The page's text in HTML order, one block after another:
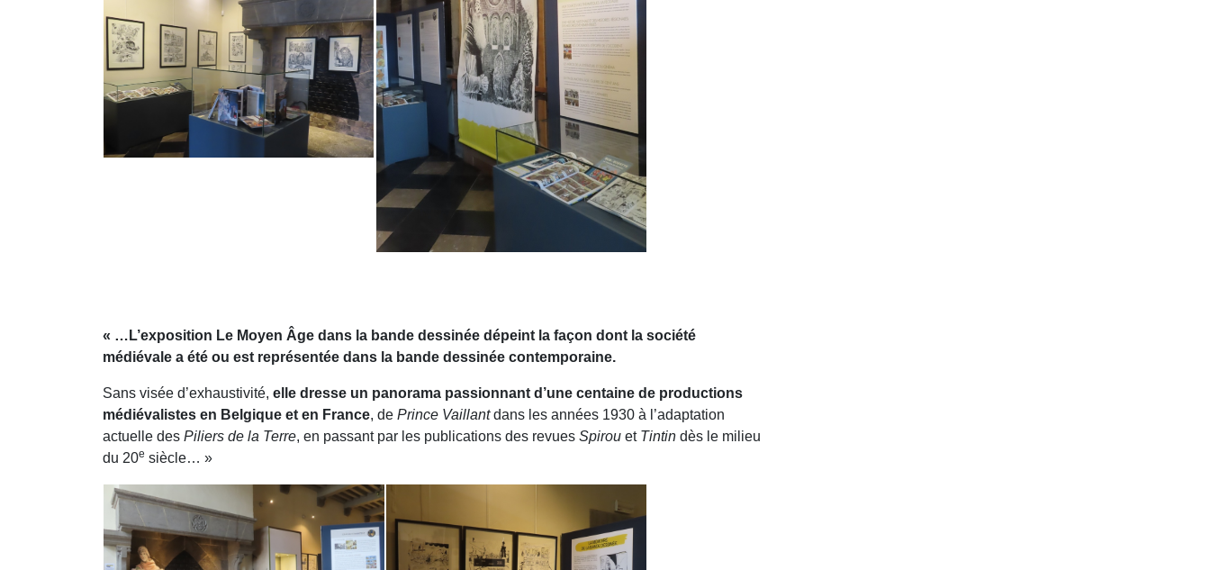
« …L’exposition Le Moyen Âge dans la bande dessinée dépeint la façon dont la société
médiévale a été ou est représentée dans la bande dessinée contemporaine.
Sans visée d’exhaustivité, elle dresse un panorama passionnant d’une centaine de productions
médiévalistes en Belgique et en France, de Prince Vaillantdans les années 1930 à l’adaptation
actuelle des Piliers de la Terre, en passant par les publications des revues Spirou et Tintin dès le milieu
du 20e siècle… »